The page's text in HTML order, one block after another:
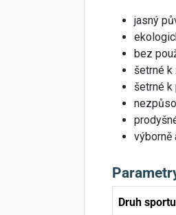
jasný
bez
šetrné k
šetrné k
výborně
Druh